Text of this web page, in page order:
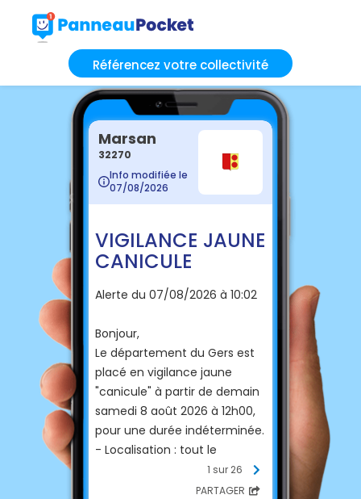
Référencez votre collectivité
Marsan
32270
Info modifiée le
07/08/2026
VIGILANCE JAUNE
CANICULE
Alerte du 07/08/2026 à 10:02
Bonjour,
Le département du Gers est
placé en vigilance jaune
"canicule" à partir de demain
samedi 8 août 2026 à 12h00,
pour une durée indéterminée.
- Localisation : tout le
- Phénomène et intensité :
1 sur 26
PARTAGER